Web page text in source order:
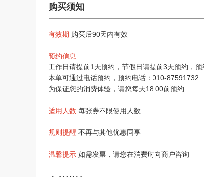
购买须知
有效期 购买后90天内有效
预约信息
工作日请提前1天预约，节假日请提前3天预约，
本单可通过电话预约，预约电话：010-87591732
为保证您的消费体验，请您每天18:00前预约
适用人数 每张券不限使用人数
规则提醒 不再与其他优惠同享
温馨提示 如需发票，请您在消费时向商户咨询